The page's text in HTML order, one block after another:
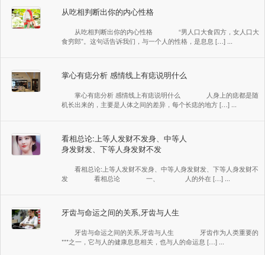
从吃相判断出你的内心性格
从吃相判断出你的内心性格 “男人口大食四方，女人口大
食穷郎”。这句话告诉我们，与一个人的性格，是息息 […] ...
掌心有痣分析 感情线上有痣说明什么
掌心有痣分析 感情线上有痣说明什么 人身上的痣都是随
机长出来的，主要是人体之间的差异，每个长痣的地方 […] ...
​看相总论:上等人发财不发身、中等人
身发财发、下等人身发财不发
​看相总论:上等人发财不发身、中等人身发财发、下等人身发财不
发 看相总论 一、 人的外在 […] ...
牙齿与命运之间的关系,牙齿与人生
牙齿与命运之间的关系,牙齿与人生 牙齿作为人类重要的
***之一，它与人的健康息息相关，也与人的命运息 […] ...